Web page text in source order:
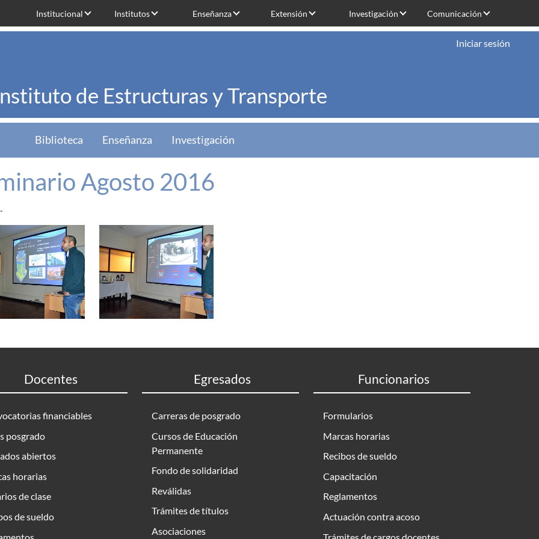
Institucional Institutos Enseñanza Extensión Investigación Comunicación
de Estructuras y Transporte
Iniciar sesión
Biblioteca Enseñanza Investigación
Agosto 2016
Docentes
financiables
posgrado
abiertos
horarias
de clase
de sueldo
Egresados
Carreras de posgrado
Cursos de Educación
Permanente
Fondo de solidaridad
Reválidas
Trámites de títulos
Asociaciones
Funcionarios
Formularios
Marcas horarias
Recibos de sueldo
Capacitación
Reglamentos
Actuación contra acoso
Trámites de cargos docentes